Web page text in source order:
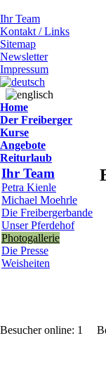
Ihr Team
Kontakt / Links
Sitemap
Newsletter
Impressum
Home
Der Freiberger
Kurse
Angebote
Reiturlaub
Ihr Team
Petra Kienle
Michael Moehrle
Die Freibergerbande
Unser Pferdehof
Photogallerie
Die Presse
Weisheiten
Besucher online: 1